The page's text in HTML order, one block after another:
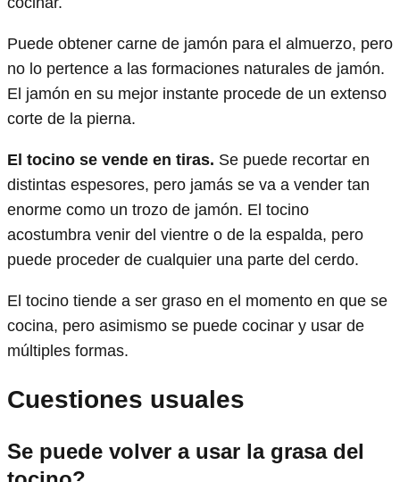
Puede obtener carne de jamón para el almuerzo, pero
no lo pertence a las formaciones naturales de jamón.
El jamón en su mejor instante procede de un extenso
corte de la pierna.
El tocino se vende en tiras. Se puede recortar en
distintas espesores, pero jamás se va a vender tan
enorme como un trozo de jamón. El tocino
acostumbra venir del vientre o de la espalda, pero
puede proceder de cualquier una parte del cerdo.
El tocino tiende a ser graso en el momento en que se
cocina, pero asimismo se puede cocinar y usar de
múltiples formas.
Cuestiones usuales
Se puede volver a usar la grasa del